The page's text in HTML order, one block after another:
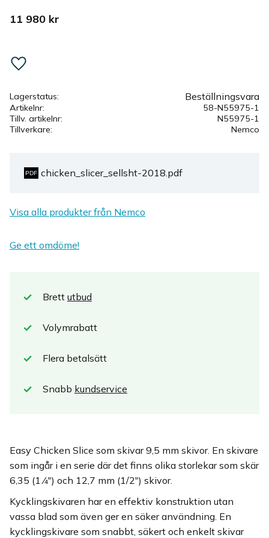
11 980 kr
Lägg till i favoriter
Lagerstatus Beställningsvara
Artikelnr
58-N55975-1
Tillv. artikelnr
N55975-1
Tillverkare
Nemco
chicken_slicer_sellsht-2018.pdf
Visa alla produkter från Nemco
Ge ett omdöme!
Brett utbud
Volymrabatt
Flera betalsätt
Snabb kundservice
Easy Chicken Slice som skivar 9,5 mm skivor. En skivare
som ingår i en serie där det finns olika storlekar som skär
6,35 (1 ⁄4") och 12,7 mm (1/2") skivor.
Kycklingskivaren har en effektiv konstruktion utan
vassa blad som även ger en säker användning. En
kycklingskivare som snabbt, säkert och enkelt skivar